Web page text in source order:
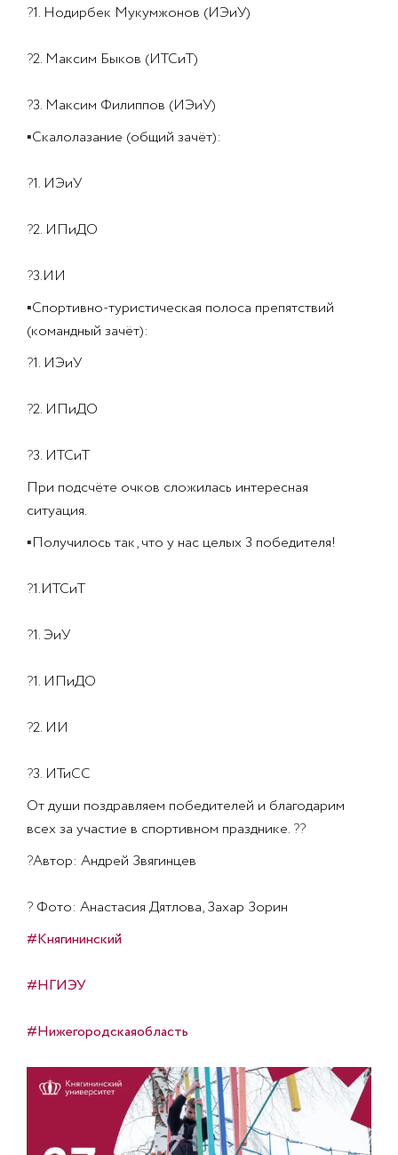
?1. Нодирбек Мукумжонов (ИЭиУ)
?2. Максим Быков (ИТСиТ)
?3. Максим Филиппов (ИЭиУ)
▪Скалолазание (общий зачёт):
?1. ИЭиУ
?2. ИПиДО
?3.ИИ
▪Спортивно-туристическая полоса препятствий
(командный зачёт):
?1. ИЭиУ
?2. ИПиДО
?3. ИТСиТ
При подсчёте очков сложилась интересная
ситуация.
▪Получилось так, что у нас целых 3 победителя!
?1.ИТСиТ
?1. ЭиУ
?1. ИПиДО
?2. ИИ
?3. ИТиСС
От души поздравляем победителей и благодарим
всех за участие в спортивном празднике. ??
?Автор: Андрей Звягинцев
? Фото: Анастасия Дятлова, Захар Зорин
#Княгининский
#НГИЭУ
#Нижегородскаяобласть